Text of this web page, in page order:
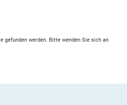
gefunden werden. Bitte wenden Sie sich an